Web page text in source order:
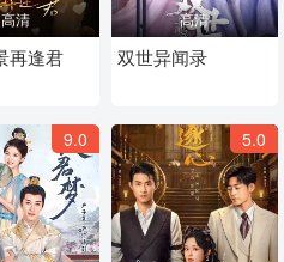
高清
再逢君
高清
双世异闻录
9.0 5.0